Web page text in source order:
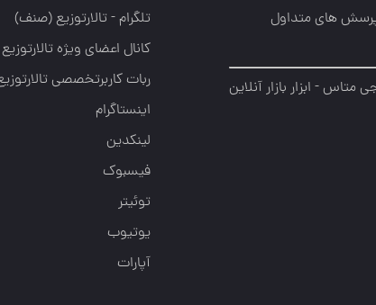
های متداول
متاس - ابزار بازار آنلاین
تلگرام - تالارتوزیع (صنف)
کانال اعضای ویژه تالارتوزیع
ربات کاربرتخصصی
اینستاگرام
لینکدین
فیسبوک
توئیتر
یوتیوب
آپارات